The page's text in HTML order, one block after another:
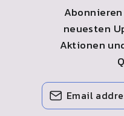
neuesten
Aktionen
GEBEN
SIE
IHRE
ABONNIEREN